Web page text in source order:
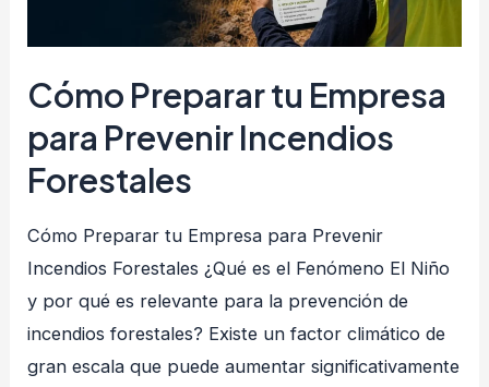
Cómo Preparar tu Empresa
para Prevenir Incendios
Forestales
Cómo Preparar tu Empresa para Prevenir
Incendios Forestales ¿Qué es el Fenómeno El Niño
y por qué es relevante para la prevención de
incendios forestales? Existe un factor climático de
gran escala que puede aumentar significativamente